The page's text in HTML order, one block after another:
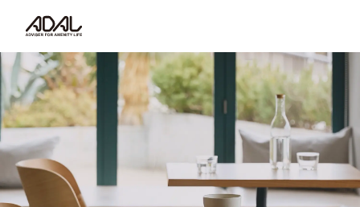
コラム
サポート情報
はたらく家具（広報誌）
最新情報/ニュース